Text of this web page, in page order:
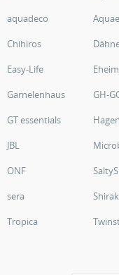
aquadeco
Chihiros
Easy-Life
Eheim
Garnelenhaus
GH-
GT essentials
Hagen
JBL
ONF
sera
Tropica